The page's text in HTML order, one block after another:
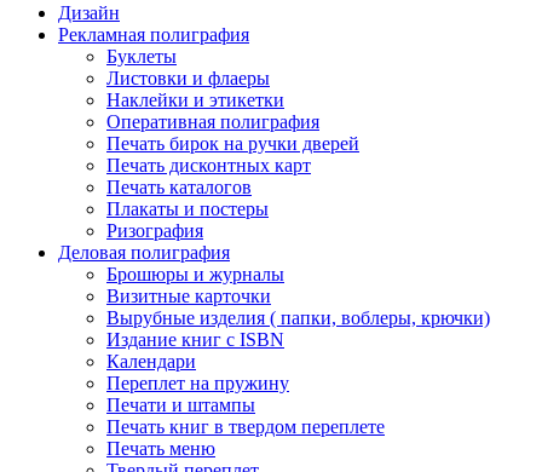
Дизайн
Рекламная полиграфия
Буклеты
Листовки и флаеры
Наклейки и этикетки
Оперативная полиграфия
Печать бирок на ручки дверей
Печать дисконтных карт
Печать каталогов
Плакаты и постеры
Ризография
Деловая полиграфия
Брошюры и журналы
Визитные карточки
Вырубные изделия ( папки, воблеры, крючки)
Издание книг с ISBN
Календари
Переплет на пружину
Печати и штампы
Печать книг в твердом переплете
Печать меню